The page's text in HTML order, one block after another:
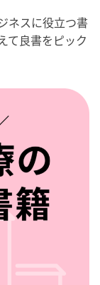
ネスに役立つ書
て良書をピック